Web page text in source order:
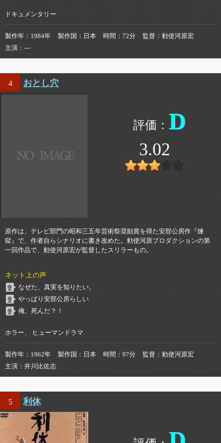
ドキュメンタリー
製作年 1984年 製作国 日本 時間 72分 監督
勅使河原宏
主演
---
4 おとし穴
D
3.02
原作は、テレビ部門の昭和三五年芸術祭奨励賞を得た安部公房作『煉
獄』で、作者自らシナリオに書き改めた。勅使河原プロダクションの第
一回作品で、勅使河原宏が監督したスリラーもの。
ネット上の声
なぜた、真実を知りたい。
やっぱり安部公房らしい
俺、死んだ？！
ホラー、 ヒューマンドラマ
製作年 1962年 製作国 日本 時間 97分 監督
勅使河原宏
主演
井川比佐志
5 利休